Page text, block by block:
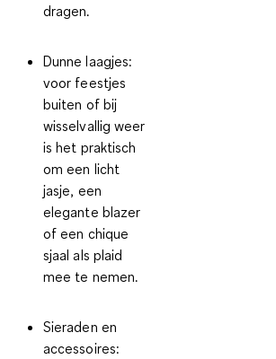
dragen.
Dunne laagjes:
voor feestjes
buiten of bij
wisselvallig weer
is het praktisch
om een licht
jasje, een
elegante blazer
of een chique
sjaal als plaid
mee te nemen.
Sieraden en
accessoires: